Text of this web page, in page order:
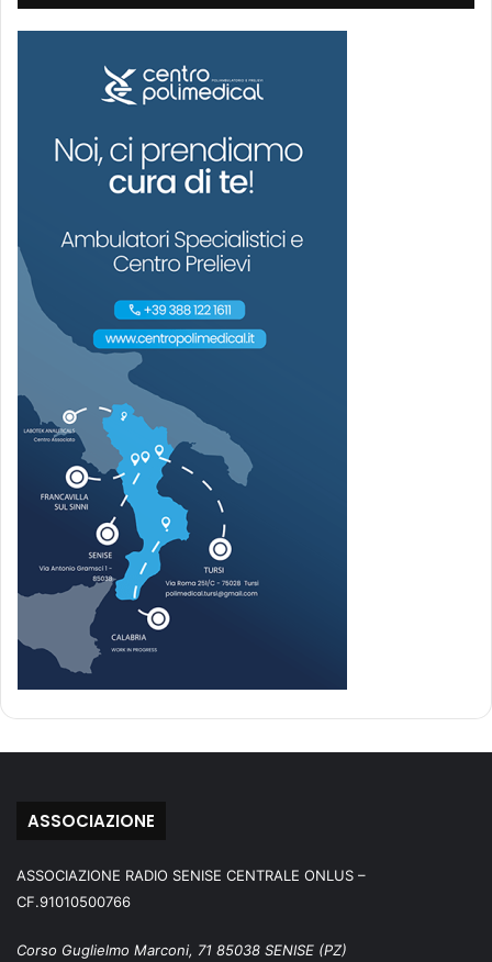
ASSOCIAZIONE
ASSOCIAZIONE RADIO SENISE CENTRALE ONLUS –
CF.91010500766
Corso Guglielmo Marconi, 71 85038 SENISE (PZ)